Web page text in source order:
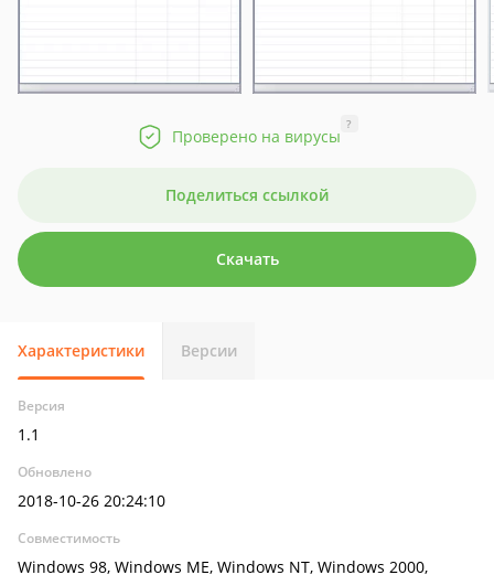
Проверено на вирусы
?
Поделиться ссылкой
Скачать
Характеристики Версии
Версия
1.1
Обновлено
2018-10-26 20:24:10
Совместимость
Windows 98, Windows ME, Windows NT, Windows 2000,